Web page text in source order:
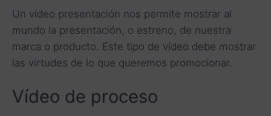
Un vídeo presentación nos permite mostrar al
mundo la presentación, o estreno, de nuestra
marca o producto. Este tipo de vídeo debe mostrar
las virtudes de lo que queremos promocionar.
Vídeo de proceso